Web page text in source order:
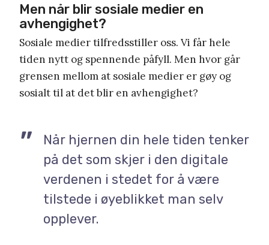
Men når blir sosiale medier en
avhengighet?
Sosiale medier tilfredsstiller oss. Vi får hele
tiden nytt og spennende påfyll. Men hvor går
grensen mellom at sosiale medier er gøy og
sosialt til at det blir en avhengighet?
Når hjernen din hele tiden tenker
på det som skjer i den digitale
verdenen i stedet for å være
tilstede i øyeblikket man selv
opplever.